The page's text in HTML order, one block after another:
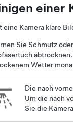
einer
eine Kamera klare
Sie Schmutz
Wetter
Die nach
Um die nach
Sie die